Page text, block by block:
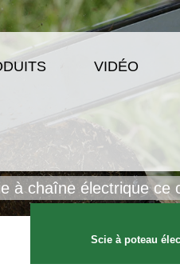
VIDÉO
à chaîne électrique ce
Scie à poteau